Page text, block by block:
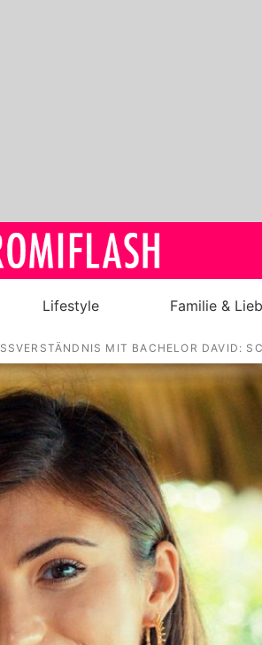
Royals
Stars
Filme & Serien
Lifestyle
Familie & Liebe
Promiflash Exklusiv
auf Promiflash
Jobs
Lifestyle Familie &
MIT BACHELOR DAVID: